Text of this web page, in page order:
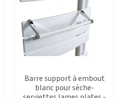
Barre support à embout
blanc pour sèche-